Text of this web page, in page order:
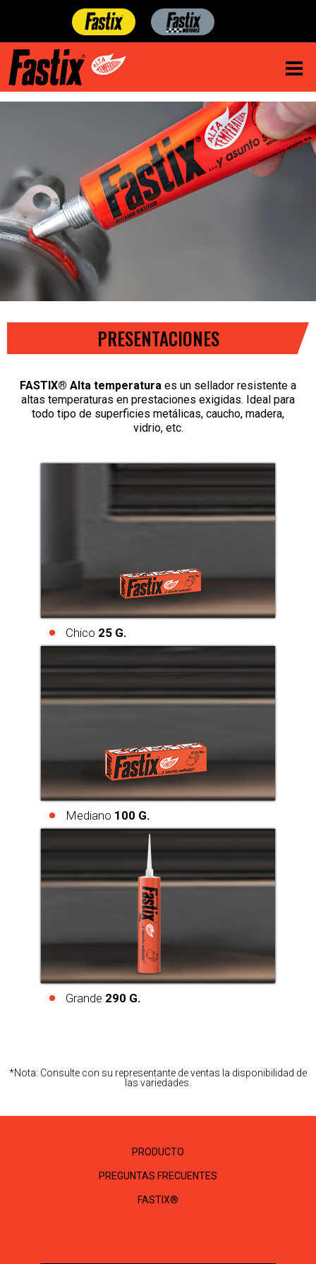
PRESENTACIONES
FASTIX® Alta temperatura es un sellador resistente a
altas temperaturas en prestaciones exigidas. Ideal para
todo tipo de superficies metálicas, caucho, madera,
vidrio, etc.
Chico 25 G.
Mediano 100 G.
Grande 290 G.
*Nota: Consulte con su representante de ventas la disponibilidad de
las variedades.
PRODUCTO
PREGUNTAS FRECUENTES
FASTIX®